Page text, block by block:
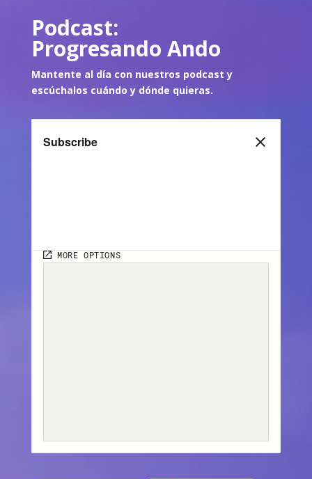
Podcast:
Progresando Ando
Mantente al día con nuestros podcast y
escúchalos cuándo y dónde quieras.